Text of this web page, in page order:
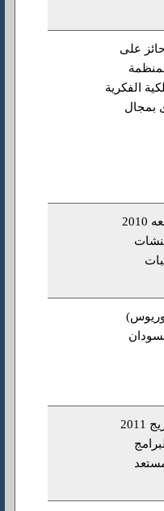
على
الفكرية
بمجال
انا مهندس مدنى دفعه 2010
انا مهندس مدنى خريج 2011